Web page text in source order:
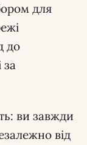
для
до
ви завжди
від